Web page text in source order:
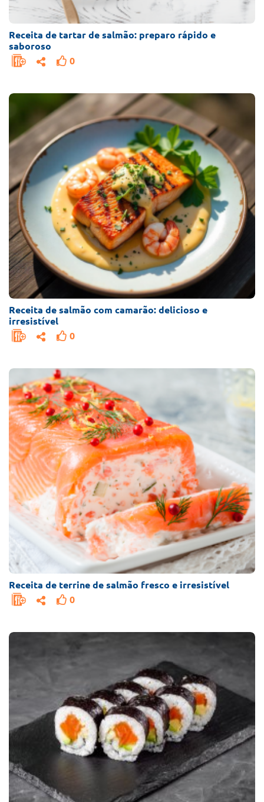
Receita de tartar de salmão: preparo rápido e
saboroso
0
Receita de salmão com camarão: delicioso e
irresistível
0
Receita de terrine de salmão fresco e irresistível
0